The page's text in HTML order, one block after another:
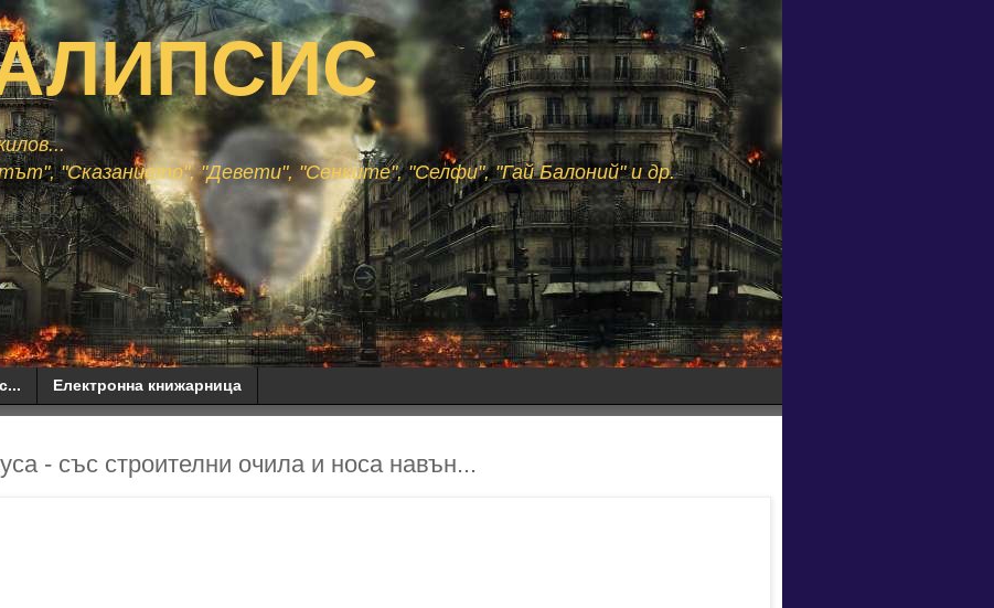
"Сказанието", "Девети", "Сенките", "Селфи", "Гай Балоний" и др.
Електронна книжарница
- със строителни очила и носа навън...